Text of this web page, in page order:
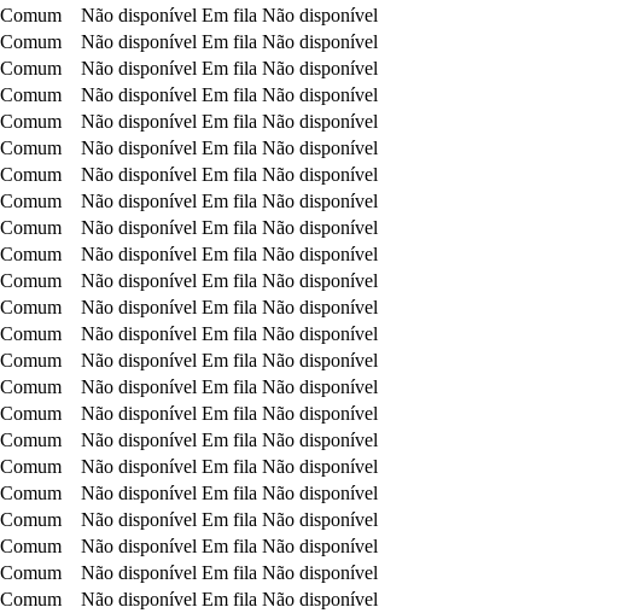
Comum Não disponível Em fila Não disponível
Comum Não disponível Em fila Não disponível
Comum Não disponível Em fila Não disponível
Comum Não disponível Em fila Não disponível
Comum Não disponível Em fila Não disponível
Comum Não disponível Em fila Não disponível
Comum Não disponível Em fila Não disponível
Comum Não disponível Em fila Não disponível
Comum Não disponível Em fila Não disponível
Comum Não disponível Em fila Não disponível
Comum Não disponível Em fila Não disponível
Comum Não disponível Em fila Não disponível
Comum Não disponível Em fila Não disponível
Comum Não disponível Em fila Não disponível
Comum Não disponível Em fila Não disponível
Comum Não disponível Em fila Não disponível
Comum Não disponível Em fila Não disponível
Comum Não disponível Em fila Não disponível
Comum Não disponível Em fila Não disponível
Comum Não disponível Em fila Não disponível
Comum Não disponível Em fila Não disponível
Comum Não disponível Em fila Não disponível
Comum Não disponível Em fila Não disponível